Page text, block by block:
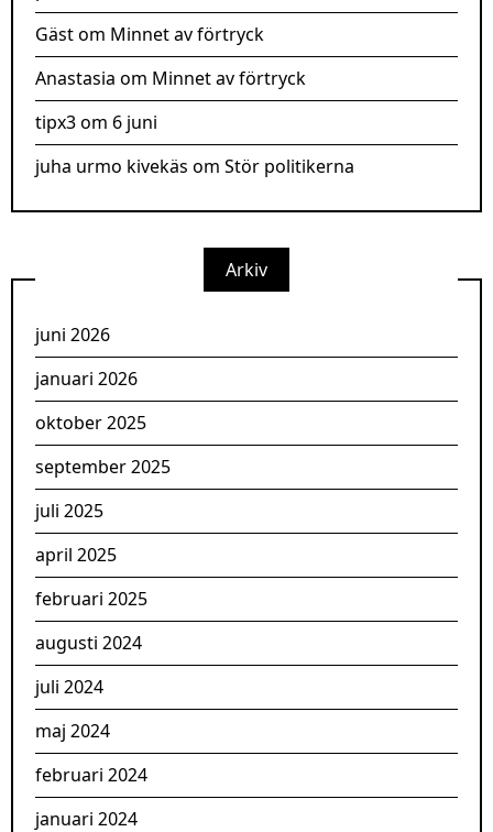
Gästom Minnet av förtryck
Anastasia om Minnet av förtryck
tipx3om 6 juni
juha urmo kivekäs om Stör politikerna
Arkiv
juni 2026
januari 2026
oktober 2025
september 2025
juli 2025
april 2025
februari 2025
augusti 2024
juli 2024
maj 2024
februari 2024
januari 2024